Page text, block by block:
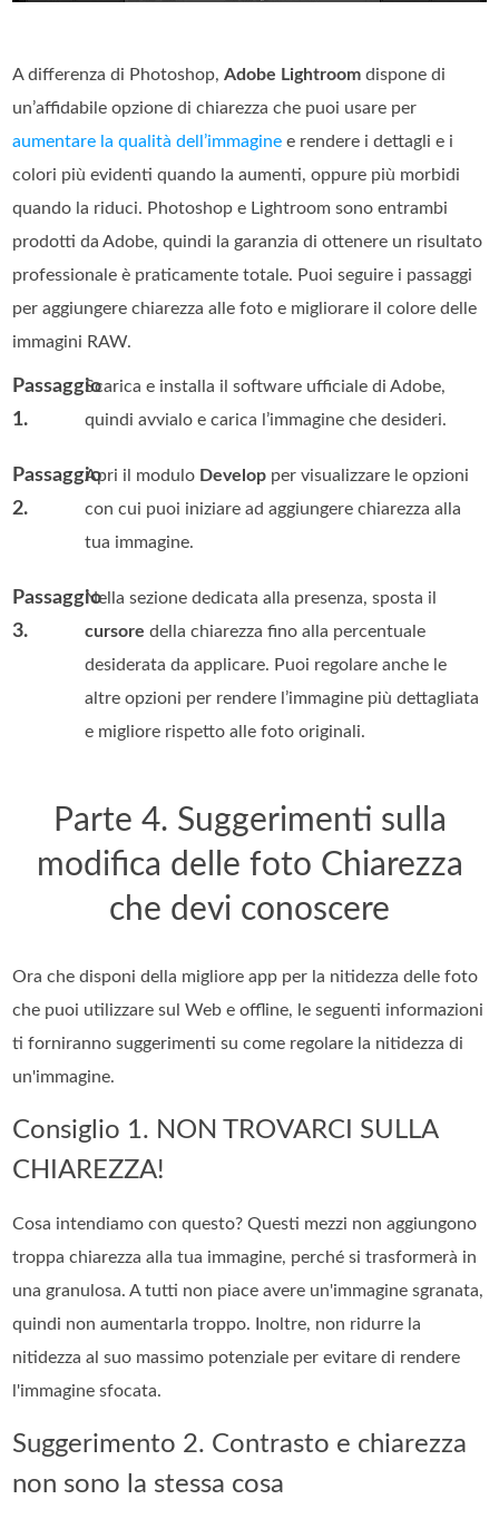
A differenza di Photoshop,Adobe Lightroom dispone di
un’affidabile opzione di chiarezza che puoi usare per
aumentare la qualità dell’immagine e rendere i dettagli e i
colori più evidenti quando la aumenti, oppure più morbidi
quando la riduci. Photoshop e Lightroom sono entrambi
prodotti da Adobe, quindi la garanzia di ottenere un risultato
professionale è praticamente totale. Puoi seguire i passaggi
per aggiungere chiarezza alle foto e migliorare il colore delle
immagini RAW.
Passaggio
1.
Scarica e installa il software ufficiale di Adobe,
quindi avvialo e carica l’immagine che desideri.
Passaggio
2.
Apri il modulo Develop per visualizzare le opzioni
con cui puoi iniziare ad aggiungere chiarezza alla
tua immagine.
Passaggio
3.
Nella sezione dedicata alla presenza, sposta il
cursore della chiarezza fino alla percentuale
desiderata da applicare. Puoi regolare anche le
altre opzioni per rendere l’immagine più dettagliata
e migliore rispetto alle foto originali.
Parte 4. Suggerimenti sulla
modifica delle foto Chiarezza
che devi conoscere
Ora che disponi della migliore app per la nitidezza delle foto
che puoi utilizzare sul Web e offline, le seguenti informazioni
ti forniranno suggerimenti su come regolare la nitidezza di
un'immagine.
Consiglio 1. NON TROVARCI SULLA
CHIAREZZA!
Cosa intendiamo con questo? Questi mezzi non aggiungono
troppa chiarezza alla tua immagine, perché si trasformerà in
una granulosa. A tutti non piace avere un'immagine sgranata,
quindi non aumentarla troppo. Inoltre, non ridurre la
nitidezza al suo massimo potenziale per evitare di rendere
l'immagine sfocata.
Suggerimento 2. Contrasto e chiarezza
non sono la stessa cosa